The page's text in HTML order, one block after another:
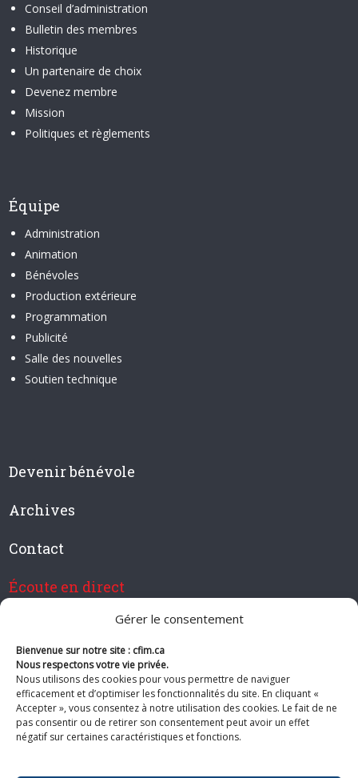
Gérer le consentement
Bienvenue sur notre site : cfim.ca
Nous respectons votre vie privée.
Nous utilisons des cookies pour vous permettre de naviguer
efficacement et d’optimiser les fonctionnalités du site. En cliquant «
Accepter », vous consentez à notre utilisation des cookies. Le fait de ne
pas consentir ou de retirer son consentement peut avoir un effet
négatif sur certaines caractéristiques et fonctions.
Conseil d’administration
Bulletin des membres
Historique
Un partenaire de choix
Devenez membre
Mission
Politiques et règlements
Équipe
Administration
Animation
Bénévoles
Production extérieure
Programmation
Publicité
Salle des nouvelles
Soutien technique
Devenir bénévole
Archives
Contact
Écoute en direct
Devenir membre de CFIM
Suivez-nous